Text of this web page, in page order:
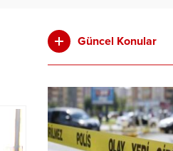
Güncel Konular